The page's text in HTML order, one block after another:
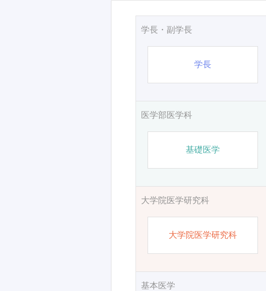
学長・副学長
学長
医学部医学科
基礎医学
大学院医学研究科
大学院医学研究科
基本医学